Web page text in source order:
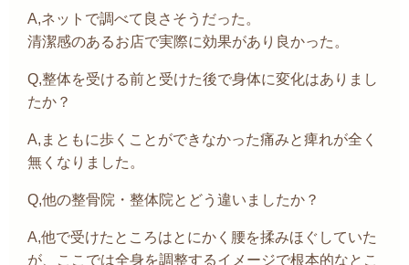
A,ネットで調べて良さそうだった。
清潔感のあるお店で実際に効果があり良かった。
Q,整体を受ける前と受けた後で身体に変化はありまし
たか？
A,まともに歩くことができなかった痛みと痺れが全く
無くなりました。
Q,他の整骨院・整体院とどう違いましたか？
A,他で受けたところはとにかく腰を揉みほぐしていた
が、ここでは全身を調整するイメージで根本的なとこ